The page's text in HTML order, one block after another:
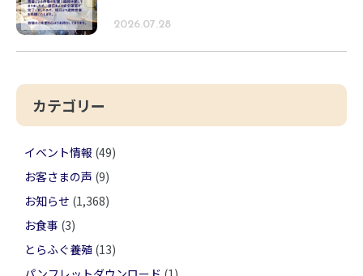
2026.07.28
カテゴリー
イベント情報 (49)
お客さまの声 (9)
お知らせ (1,368)
お食事 (3)
とらふぐ養殖 (13)